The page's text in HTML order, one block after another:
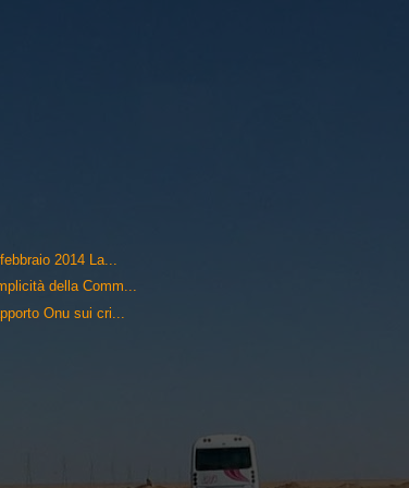
2014 La...
della Comm...
Onu sui cri...